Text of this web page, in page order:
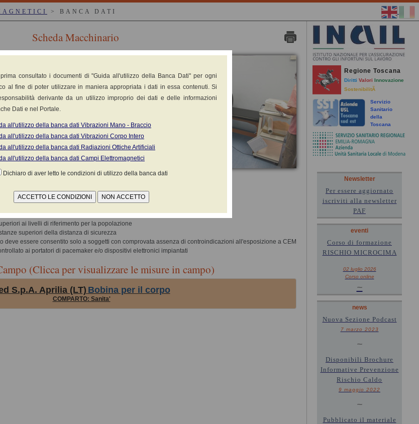
> BANCA DATI
Scheda Macchinario
ai livelli di riferimento per la popolazione
superiori della distanza di sicurezza
deve essere consentito solo a soggetti con comprovata assenza di controindicazioni all'esposizione a CEM
ai portatori di pacemaker e/o dispositivi elettronici impiantati
(Clicca per visualizzare le misure in campo)
S.p.A. Aprilia (LT) Bobina per il corpo
COMPARTO: Sanita'
Regione Toscana
Diritti Valori Innovazione
SostenibilitÃ
Servizio
Sanitario
della
Toscana
Newsletter
Per essere aggiornato
iscriviti alla newsletter
PAF
eventi
Corso di formazione
RISCHIO MICROCIMA
02 luglio 2026
Corso online
~
news
Nuova Sezione Podcast
7 marzo 2023
~
Disponibili Brochure
Informative Prevenzione
Rischio Caldo
9 maggio 2022
~
Pubblicato il materiale
consultato i documenti di "Guida all'utilizzo della Banca Dati" per ogni
al fine di poter utilizzare in maniera appropriata i dati in essa contenuti. Si
derivante da un utilizzo improprio dei dati e delle informazioni
Dati e nel Portale.
all'utilizzo della banca dati Vibrazioni Mano - Braccio
all'utilizzo della banca dati Vibrazioni Corpo Intero
all'utilizzo della banca dati Radiazioni Ottiche Artificiali
all'utilizzo della banca dati Campi Elettromagnetici
Dichiaro di aver letto le condizioni di utilizzo della banca dati